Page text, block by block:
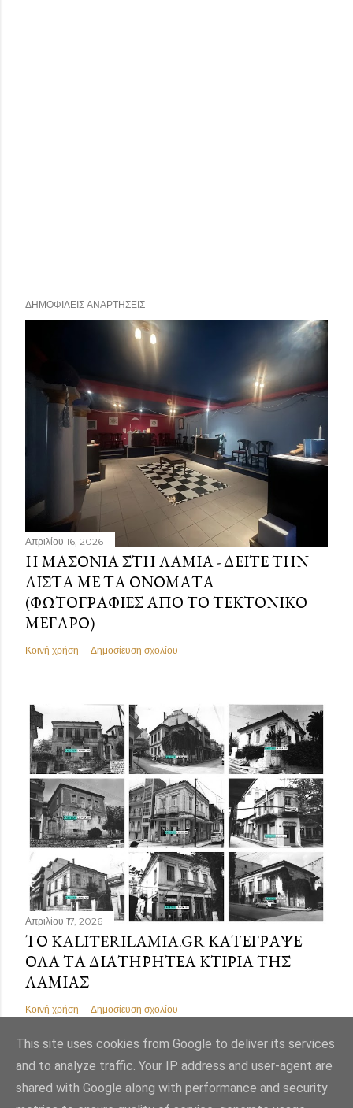
ΔΗΜΟΦΙΛΕΊΣ ΑΝΑΡΤΉΣΕΙΣ
Απριλίου 16, 2026
Η ΜΑΣΟΝΊΑ ΣΤΗ ΛΑΜΊΑ - ΔΕΊΤΕ ΤΗΝ
ΛΊΣΤΑ ΜΕ ΤΑ ΟΝΌΜΑΤΑ
(ΦΩΤΟΓΡΑΦΊΕΣ ΑΠΌ ΤΟ ΤΕΚΤΟΝΙΚΌ
ΜΈΓΑΡΟ)
Κοινή χρήση Δημοσίευση σχολίου
Απριλίου 17, 2026
ΤΟ KALITERILAMIA.GR ΚΑΤΈΓΡΑΨΕ
ΌΛΑ ΤΑ ΔΙΑΤΗΡΗΤΈΑ ΚΤΊΡΙΑ ΤΗΣ
ΛΑΜΊΑΣ
Κοινή χρήση Δημοσίευση σχολίου
This site uses cookies from Google to deliver its services
and to analyze traffic. Your IP address and user-agent are
shared with Google along with performance and security